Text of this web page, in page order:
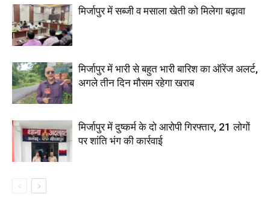
मिर्जापुर में सब्जी व मसाला खेती को मिलेगा बढ़ावा
मिर्जापुर में भारी से बहुत भारी बारिश का ऑरेंज अलर्ट,
अगले तीन दिन मौसम रहेगा खराब
मिर्जापुर में दुष्कर्म के दो आरोपी गिरफ्तार, 21 लोगों
पर शांति भंग की कार्रवाई